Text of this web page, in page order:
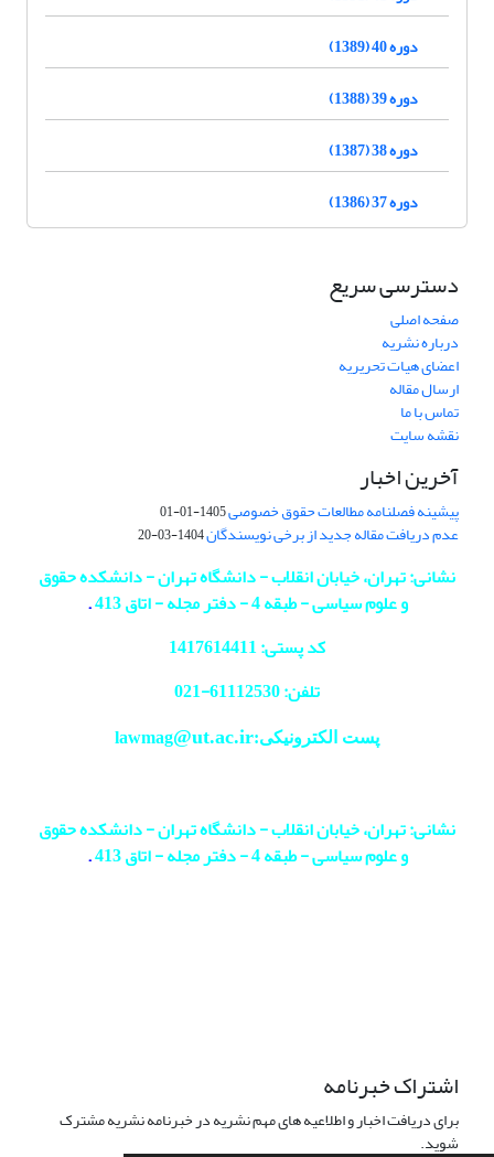
دوره 40 (1389)
دوره 39 (1388)
دوره 38 (1387)
دوره 37 (1386)
دسترسی سریع
صفحه اصلی
درباره نشریه
اعضای هیات تحریریه
ارسال مقاله
تماس با ما
نقشه سایت
آخرین اخبار
پیشینه فصلنامه مطالعات حقوق خصوصی1405-01-01
عدم دریافت مقاله جدید از برخی نویسندگان1404-03-20
نشانی: تهران، خیابان انقلاب - دانشگاه تهران - دانشکده حقوق
و علوم سیاسی - طبقه 4 - دفتر مجله - اتاق 413
.
کد پستی: 1417614411
تلفن: 61112530-
021
پست الکترونیکی:lawmag@ut.ac.ir
نشانی: تهران، خیابان انقلاب - دانشگاه تهران - دانشکده حقوق
و علوم سیاسی - طبقه 4 - دفتر مجله - اتاق 413
.
اشتراک خبرنامه
برای دریافت اخبار و اطلاعیه های مهم نشریه در خبرنامه نشریه مشترک
شوید.